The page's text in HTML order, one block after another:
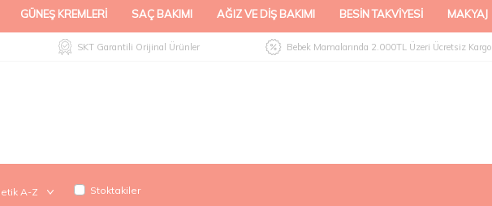
GÜNEŞ KREMLERI SAÇ BAKIMI AĞIZ VE DIŞ BAKIMI BESIN TAKVIYESI MAKYAJ
SKT Garantili Orijinal Ürünler Bebek Mamalarında 2.000TL Üzeri Ücretsiz Kargo
Stoktakiler